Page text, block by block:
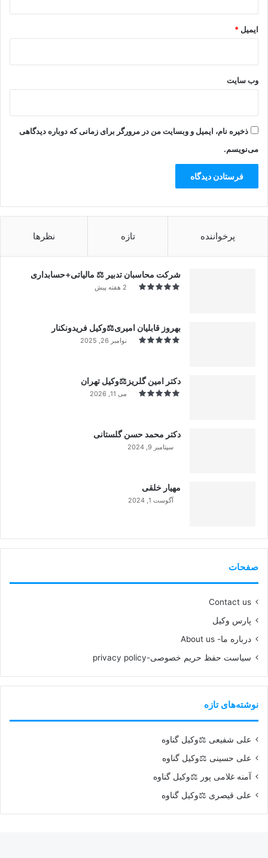
ایمیل *
وب‌ سایت
ذخیره نام، ایمیل و وبسایت من در مرورگر برای زمانی که دوباره دیدگاهی
می‌نویسم.
پرخواننده تازه نظرها
شرکت محاسبان تدبیر ⚖️ مالیاتی+حسابداری
2 هفته پیش
بهروز قابلیان امیری⚖️وکیل فریدونکنار
نوامبر 26, 2025
دکتر امین گلریز⚖️وکیل تهران
می 11, 2026
دکتر محمد حسن گلستانی
سپتامبر 9, 2024
مهیار خلقی
آگوست 1, 2024
صفحات
Contact us
پارس وکیل
درباره ما- About us
سیاست حفظ حریم خصوصی-privacy policy
نوشته‌های تازه
علی شفیعی ⚖️وکیل گناوه
علی حسینی ⚖️وکیل گناوه
آمنه غلامی پور ⚖️وکیل گناوه
علی قیصری ⚖️وکیل گناوه